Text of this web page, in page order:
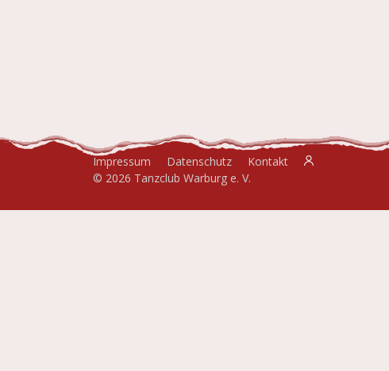
Impressum Datenschutz
Kontakt
© 2026 Tanzclub Warburg e. V.